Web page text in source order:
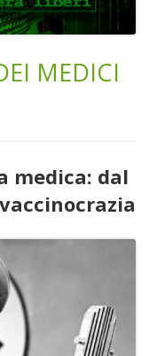
MEDICI
medica: dal